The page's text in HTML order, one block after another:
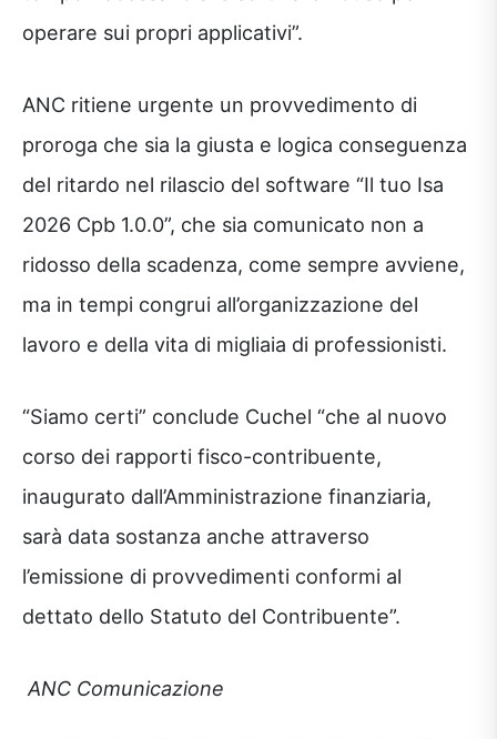
operare sui propri applicativi”.
ANC ritiene urgente un provvedimento di
proroga che sia la giusta e logica conseguenza
del ritardo nel rilascio del software “Il tuo Isa
2026 Cpb 1.0.0”, che sia comunicato non a
ridosso della scadenza, come sempre avviene,
ma in tempi congrui all’organizzazione del
lavoro e della vita di migliaia di professionisti.
“Siamo certi” conclude Cuchel “che al nuovo
corso dei rapporti fisco-contribuente,
inaugurato dall’Amministrazione finanziaria,
sarà data sostanza anche attraverso
l’emissione di provvedimenti conformi al
dettato dello Statuto del Contribuente”.
ANC Comunicazione